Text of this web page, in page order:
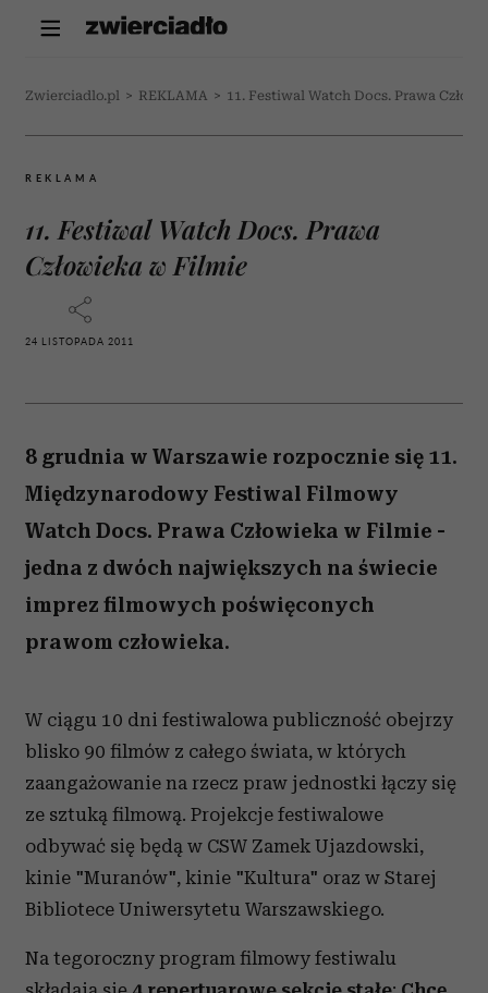
Zwierciadlo.pl > REKLAMA > 11. Festiwal Watch Docs. Prawa
REKLAMA
11. Festiwal Watch Docs. Prawa
Człowieka w Filmie
24 LISTOPADA 2011
8 grudnia w Warszawie rozpocznie się 11.
Międzynarodowy Festiwal Filmowy
Watch Docs. Prawa Człowieka w Filmie -
jedna z dwóch największych na świecie
imprez filmowych poświęconych
prawom człowieka.
W ciągu 10 dni festiwalowa publiczność obejrzy
blisko 90 filmów z całego świata, w których
zaangażowanie na rzecz praw jednostki łączy się
ze sztuką filmową. Projekcje festiwalowe
odbywać się będą w CSW Zamek Ujazdowski,
kinie "Muranów", kinie "Kultura" oraz w Starej
Bibliotece Uniwersytetu Warszawskiego.
Na tegoroczny program filmowy festiwalu